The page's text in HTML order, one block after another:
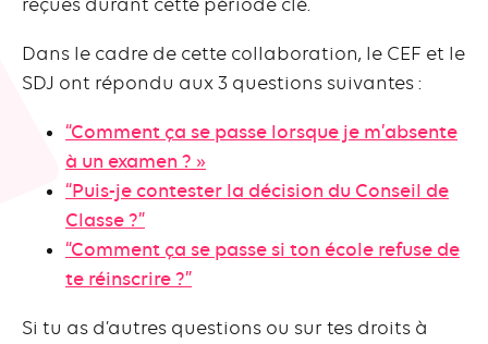
Dans le cadre de cette collaboration, le CEF et le
SDJ ont répondu aux 3 questions suivantes :
“Comment ça se passe lorsque je m’absente
à un examen ? »
“Puis-je contester la décision du Conseil de
Classe ?”
“Comment ça se passe si ton école refuse de
te réinscrire ?”
Si tu as d’autres questions ou sur tes droits à